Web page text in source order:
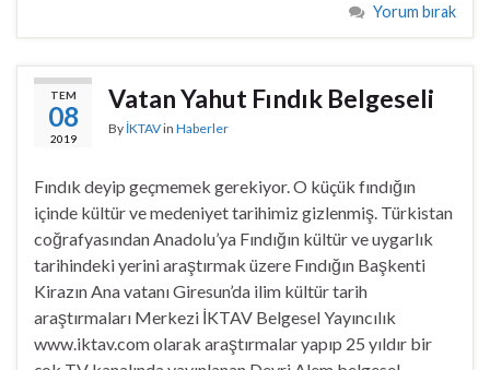
Yorum bırak
TEM
08
2019
Vatan Yahut Fındık Belgeseli
By İKTAVin Haberler
Fındık deyip geçmemek gerekiyor. O küçük fındığın
içinde kültür ve medeniyet tarihimiz gizlenmiş. Türkistan
coğrafyasından Anadolu’ya Fındığın kültür ve uygarlık
tarihindeki yerini araştırmak üzere Fındığın Başkenti
Kirazın Ana vatanı Giresun’da ilim kültür tarih
araştırmaları Merkezi İKTAV Belgesel Yayıncılık
www.iktav.com olarak araştırmalar yapıp 25 yıldır bir